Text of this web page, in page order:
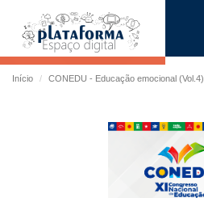
Início CONEDU - Educação emocional (Vol.4)